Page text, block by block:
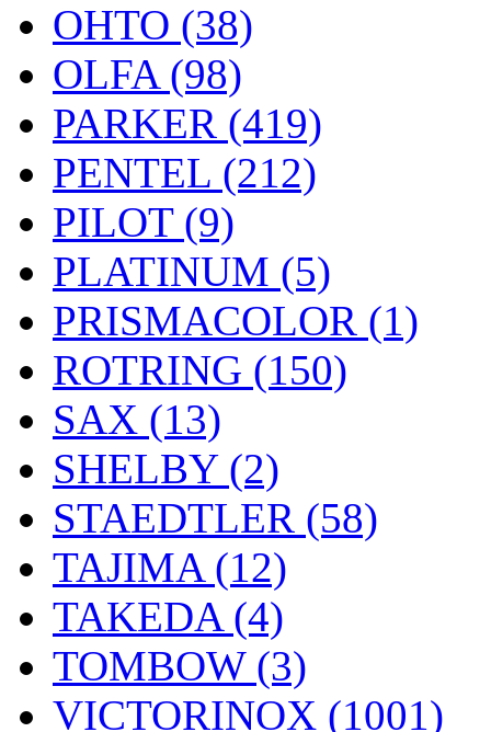
OHTO (38)
OLFA (98)
PARKER (419)
PENTEL (212)
PILOT (9)
PLATINUM (5)
PRISMACOLOR (1)
ROTRING (150)
SAX (13)
SHELBY (2)
STAEDTLER (58)
TAJIMA (12)
TAKEDA (4)
TOMBOW (3)
VICTORINOX (1001)